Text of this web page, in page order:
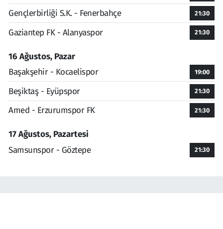
Gençlerbirliği S.K. - Fenerbahçe 21:30
Gaziantep FK - Alanyaspor 21:30
16 Ağustos, Pazar
Başakşehir - Kocaelispor
19:00
Beşiktaş - Eyüpspor 21:30
Amed - Erzurumspor FK 21:30
17 Ağustos, Pazartesi
Samsunspor - Göztepe
21:30